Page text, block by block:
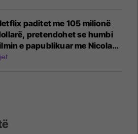
paditet me 105 milionë
pretendohet se humbi
e papublikuar me Nicolas